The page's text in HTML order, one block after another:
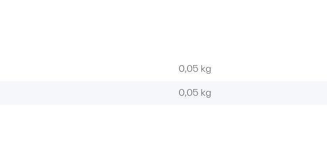
0,05 kg
0,05 kg